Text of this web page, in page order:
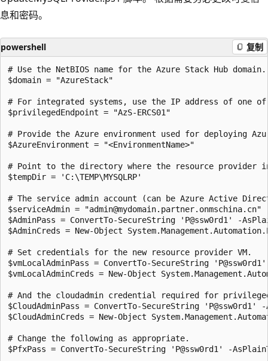
息和密码。
powershell 复制
# Use the NetBIOS name for the Azure Stack Hub
$domain = "AzureStack"
# For integrated systems, use the IP address of one of
$privilegedEndpoint = "AzS-ERCS01"
# Provide the Azure environment used for deploying
$AzureEnvironment = "<EnvironmentName>"
# Point to the directory where the resource
$tempDir = 'C:\TEMP\MYSQLRP'
# The service admin account (can be Azure Active
$serviceAdmin = "admin@mydomain.partner.onmschina.cn"
$AdminPass = ConvertTo-SecureString 'P@ssw0rd1' -
$AdminCreds = New-Object
# Set credentials for the new resource provider VM.
$vmLocalAdminPass = ConvertTo-SecureString
$vmLocalAdminCreds = New-Object
# And the cloudadmin credential required for
$CloudAdminPass = ConvertTo-SecureString
$CloudAdminCreds = New-Object
# Change the following as appropriate.
$PfxPass = ConvertTo-SecureString 'P@ssw0rd1' -